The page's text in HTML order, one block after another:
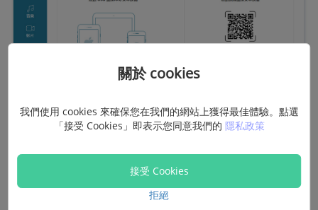
內建實用工具箱
為了更加方便資料的管理與編輯，
關於 cookies
我們使用 cookies 來確保您在我們的網站上獲得最佳體驗。點選
「接受 Cookies」即表示您同意我們的 隱私政策
接受 Cookies
拒絕